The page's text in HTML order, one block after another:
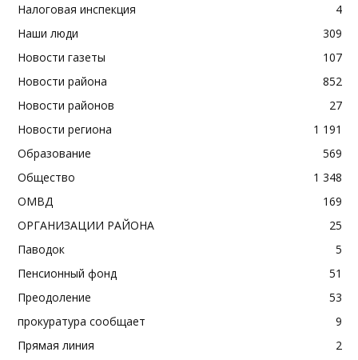
Налоговая инспекция
4
Наши люди
309
Новости газеты
107
Новости района
852
Новости районов
27
Новости региона
1 191
Образование
569
Общество
1 348
ОМВД
169
ОРГАНИЗАЦИИ РАЙОНА
25
Паводок
5
Пенсионный фонд
51
Преодоление
53
прокуратура сообщает
9
Прямая линия
2